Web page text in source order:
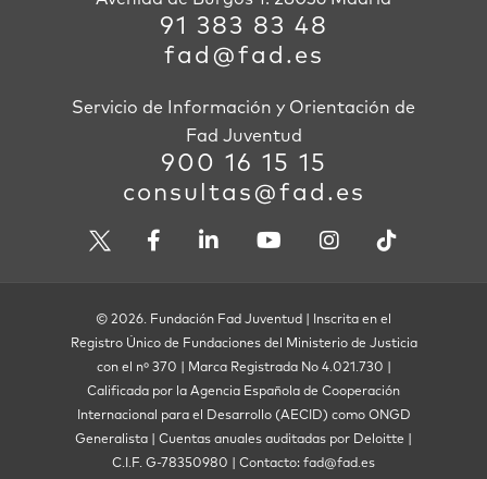
91 383 83 48
fad@fad.es
Servicio de Información y Orientación de
Fad Juventud
900 16 15 15
consultas@fad.es
© 2026. Fundación Fad Juventud | Inscrita en el
Registro Único de Fundaciones del Ministerio de Justicia
con el nº 370 | Marca Registrada No 4.021.730 |
Calificada por la Agencia Española de Cooperación
Internacional para el Desarrollo (AECID) como ONGD
Generalista | Cuentas anuales auditadas por Deloitte |
C.I.F. G-78350980 | Contacto: fad@fad.es